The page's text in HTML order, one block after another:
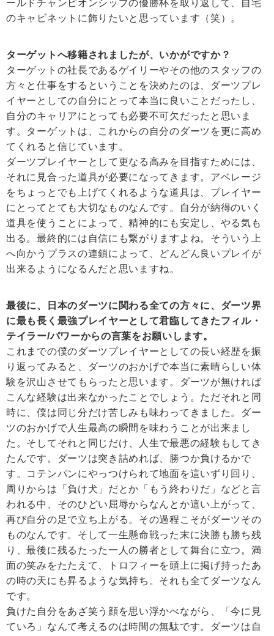
ールドチャンピオンシップの優勝杯を取り返して、自宅
のキャビネットに飾りたいと思っています（笑）。
ターゲットへ移籍されましたが、いかがですか？
ターゲットの社長であるゲイリーやその他のスタッフの
方々と仕事をするということを決めたのは、ダーツプレ
イヤーとしての自分にとって本当に良いことだったし、
自分のキャリアにとっても必要不可欠だったと思いま
す。ターゲットは、これからの自分のダーツを更に高め
てくれると信じています。
ダーツプレイヤーとして更なる高みを目指すためには、
それに見合った道具が必要になってきます。アベレージ
をちょっとでも上げてくれるような道具は、プレイヤー
にとってとても大切なものなんです。自分が納得のいく
道具を使うことによって、精神的にも安定し、やる気も
出る。最終的には自信にも繋がりますよね。そういう上
へ向かうプラスの連鎖によって、どんどん良いプレイが
出来るようになるんだと思いますね。
最後に、日本のダーツに関わる全ての方々に、ダーツ界
に最も長く最強プレイヤーとして君臨してきたフィル・
テイラー/パワーからの言葉をお願いします。
これまでの僕のダーツプレイヤーとしての長い経歴を振
り返ってみると、ダーツのおかげで本当に素晴らしい体
験を沢山させてもらったと思います。ダーツが無ければ
こんな経験は出来なかったことでしょう。ただそれと同
時に、僕は同じ分だけ苦しみも味わってきました。ダー
ツのおかげで人生最高の瞬間を味わうことが出来まし
た。そしてそれと同じだけ、人生で最悪の経験もしてき
たんです。ダーツは突き詰めれば、勝つか負けるかで
す。コテンパンにやっつけられて地面を這いずり回り、
周りからは「負け犬」だとか「もう終わりだ」などと言
われる中、そのひどい屈辱からなんとか這い上がって、
再び自分の足で立ち上がる。その過程こそがダーツその
ものなんです。そして一生懸命戦った末に決勝も勝ち残
り、最後に残るたった一人の勝者として舞台に立つ。満
面の笑みをたたえて、トロフィーを頭上に掲げ持ったあ
の時の天にも昇るような気持ち。それも全てダーツなん
です。
負けた自分をあざ笑う顔を思い浮かべながら、「今に見
ていろ」なんて考えるのは時間の無駄です。ダーツは自